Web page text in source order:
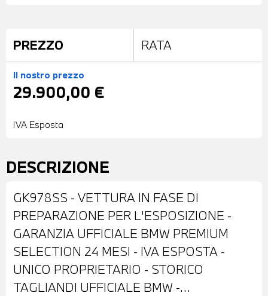
PREZZO RATA
Il nostro prezzo
29.900,00 €
IVA Esposta
DESCRIZIONE
GK978SS - VETTURA IN FASE DI
PREPARAZIONE PER L'ESPOSIZIONE -
GARANZIA UFFICIALE BMW PREMIUM
SELECTION 24 MESI - IVA ESPOSTA -
UNICO PROPRIETARIO - STORICO
TAGLIANDI UFFICIALE BMW -